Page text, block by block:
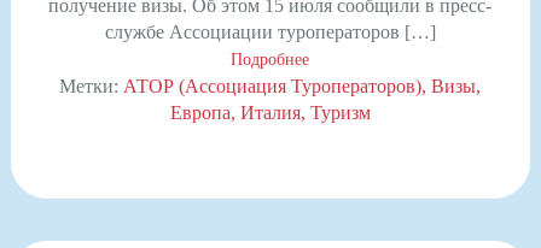
получение визы. Об этом 15 июля сообщили в пресс-
службе Ассоциации туроператоров […]
Подробнее
Метки: АТОР (Ассоциация Туроператоров) Визы
Европа Италия Туризм